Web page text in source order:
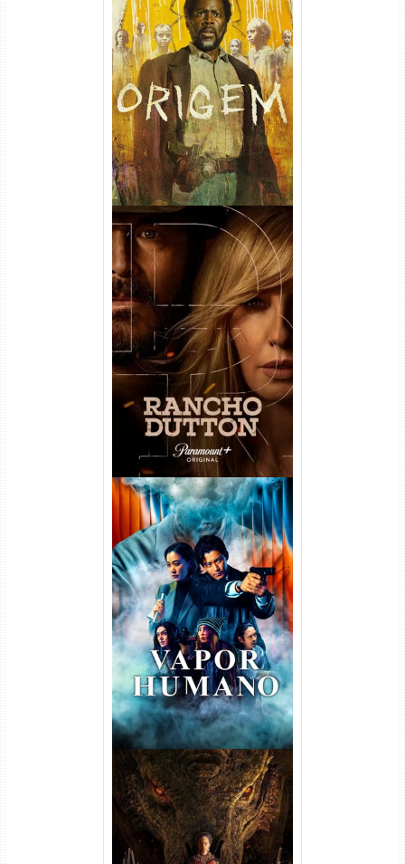
Origem 4ª Temporada Torrent
(2026) WEB-DL 1080p/4K
Dual Áudio
Rancho Dutton 1ª
Temporada Torrent (2026)
WEB-DL 1080p Dual Áudio
Vapor Humano 1ª Temporada
Torrent (2026) WEB-DL 1080p
Dual Áudio